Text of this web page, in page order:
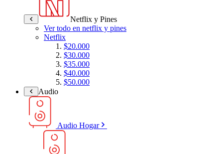
Netflix y Pines
Ver todo en netflix y pines
Netflix
$20.000
$30.000
$35.000
$40.000
$50.000
Audio
Audio Hogar